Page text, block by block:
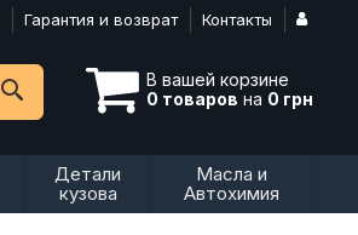
Гарантия и возврат Контакты
В вашей корзине
0 товаров на 0 грн
Детали
кузова
Масла и
Автохимия